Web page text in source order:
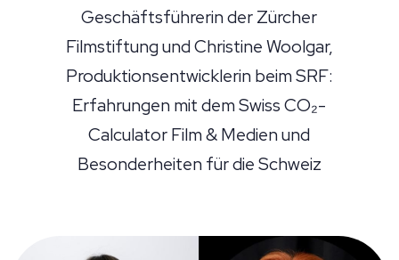
Geschäftsführerin der Zürcher
Filmstiftung und Christine Woolgar,
Produktionsentwicklerin beim SRF:
Erfahrungen mit dem Swiss CO₂-
Calculator Film & Medien und
Besonderheiten für die Schweiz